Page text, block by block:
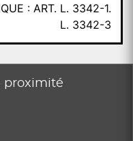
: ART. L. 3342-1.
L. 3342-3
proximité